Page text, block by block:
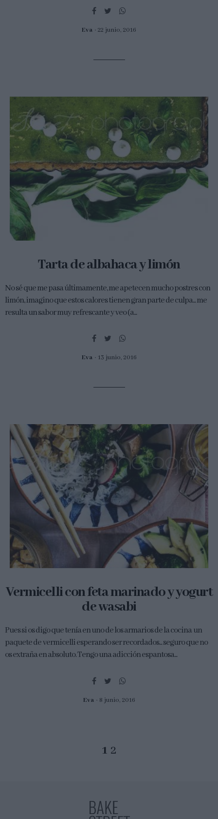
Eva 22 junio, 2016
Tarta de albahaca y limón
No sé que me pasa últimamente, me apetecen mucho postres con
limón, imagino que estos calores tienen gran parte de culpa... me
resulta un sabor muy refrescante y veo (a...
Eva 13 junio, 2016
Vermicelli con feta marinado y yogurt
de wasabi
Pues si os digo que tenía en uno de los armarios de la cocina un
paquete de vermicelli esperando ser recordados... seguro que no
os extraña en absoluto. Tengo una adicción espantosa...
Eva 8 junio, 2016
1 2